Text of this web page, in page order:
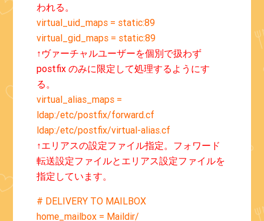
われる。
virtual_uid_maps = static:89
virtual_gid_maps = static:89
↑ヴァーチャルユーザーを個別で扱わず
postfix のみに限定して処理するようにす
る。
virtual_alias_maps =
ldap:/etc/postfix/forward.cf
ldap:/etc/postfix/virtual-alias.cf
↑エリアスの設定ファイル指定。フォワード
転送設定ファイルとエリアス設定ファイルを
指定しています。
# DELIVERY TO MAILBOX
home_mailbox = Maildir/